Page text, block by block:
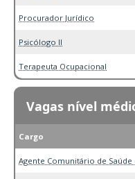
Procurador Jurídico
Psicólogo II
Terapeuta Ocupacional
Vagas nível
Cargo
Agente Comunitário de Saúde